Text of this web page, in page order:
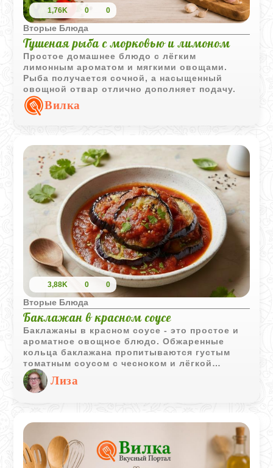
1,76K 0 0
Вторые Блюда
Тушеная рыба с морковью и лимоном
Простое домашнее блюдо с лёгким
лимонным ароматом и мягкими овощами.
Рыба получается сочной, а насыщенный
овощной отвар отлично дополняет подачу.
Вилка
3,88K 0 0
Вторые Блюда
Баклажан в красном соусе
Баклажаны в красном соусе - это простое и
ароматное овощное блюдо. Обжаренные
кольца баклажана пропитываются густым
томатным соусом с чесноком и лёгкой
остротой. Готовится быстро, получается
сочным и насыщенным, а подать можно как
тёплую закуску или лёгкое основное блюдо.
Лиза